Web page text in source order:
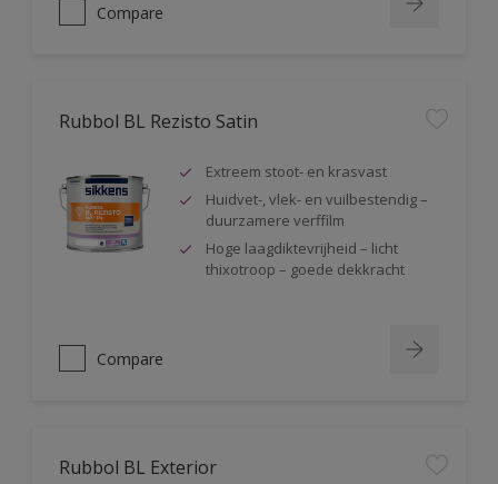
Compare
Rubbol BL Rezisto Satin
Extreem stoot- en krasvast
Huidvet-, vlek- en vuilbestendig –
duurzamere verffilm
Hoge laagdiktevrijheid – licht
thixotroop – goede dekkracht
Compare
Rubbol BL Exterior